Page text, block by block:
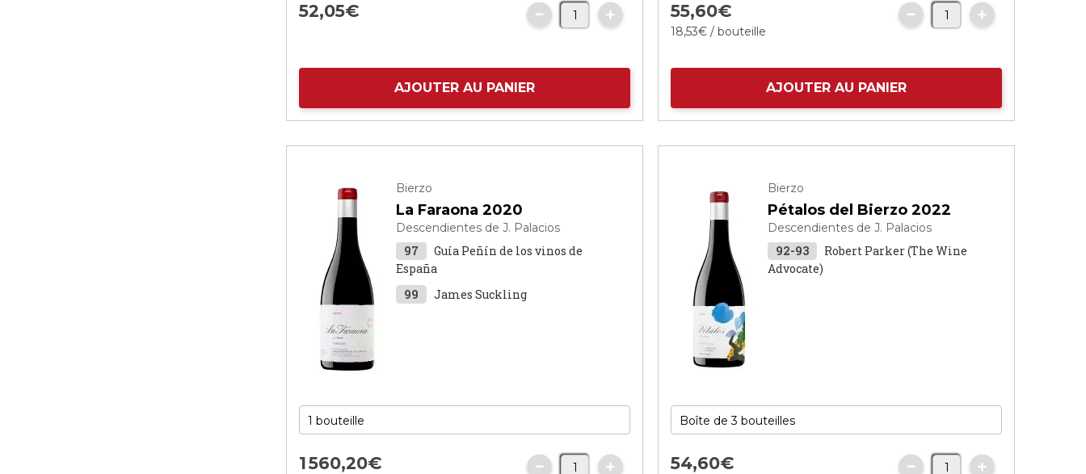
52,05€
AJOUTER AU PANIER
55,60€
18,53€ / bouteille
AJOUTER AU PANIER
Bierzo
La Faraona 2020
Descendientes de J. Palacios
97
Guía Peñín de los vinos de
España
99
James Suckling
1 560,20€
Bierzo
Pétalos del Bierzo 2022
Descendientes de J. Palacios
92-93
Robert Parker (The Wine
Advocate)
54,60€